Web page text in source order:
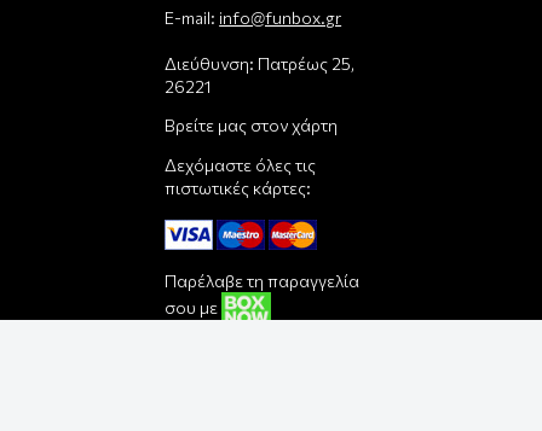
E-mail: info@funbox.gr
Διεύθυνση: Πατρέως 25,
26221
Βρείτε μας στον χάρτη
Δεχόμαστε όλες τις
πιστωτικές κάρτες:
Παρέλαβε τη παραγγελία
σου με